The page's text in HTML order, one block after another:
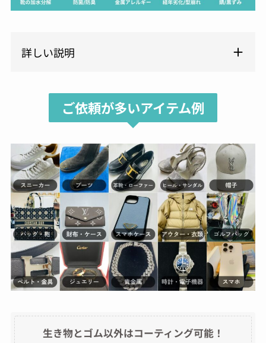
詳しい説明
ご依頼が多いアイテム例
生き物とゴム以外はコーティング可能！